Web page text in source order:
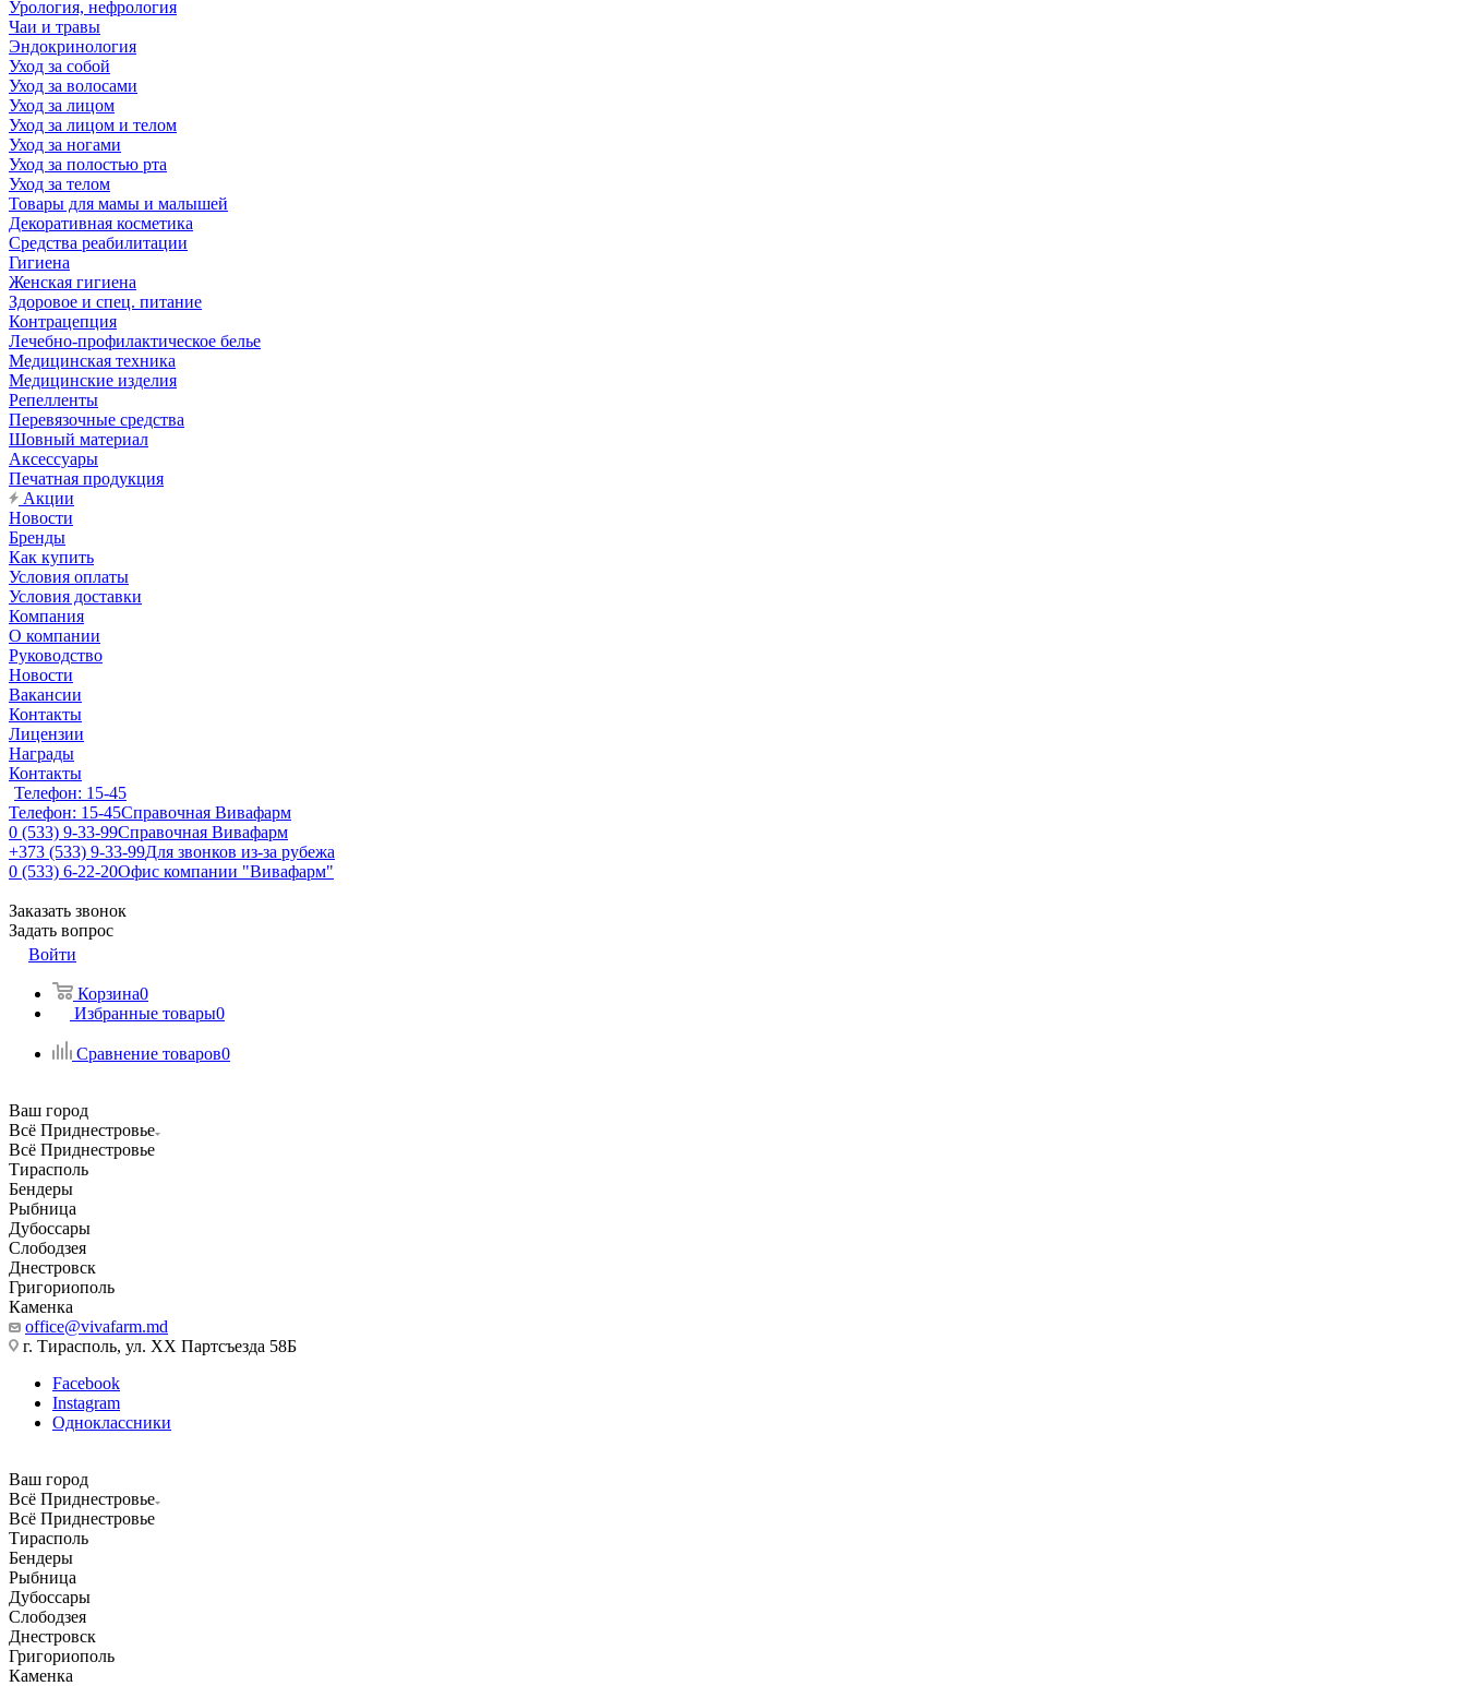
Урология, нефрология
Чаи и травы
Эндокринология
Уход за собой
Уход за волосами
Уход за лицом
Уход за лицом и телом
Уход за ногами
Уход за полостью рта
Уход за телом
Товары для мамы и малышей
Декоративная косметика
Средства реабилитации
Гигиена
Женская гигиена
Здоровое и спец. питание
Контрацепция
Лечебно-профилактическое белье
Медицинская техника
Медицинские изделия
Репелленты
Перевязочные средства
Шовный материал
Аксессуары
Печатная продукция
Акции
Новости
Бренды
Как купить
Условия оплаты
Условия доставки
Компания
О компании
Руководство
Новости
Вакансии
Контакты
Лицензии
Награды
Контакты
Телефон: 15-45
Телефон: 15-45Справочная Вивафарм
0 (533) 9-33-99Справочная Вивафарм
+373 (533) 9-33-99Для звонков из-за рубежа
0 (533) 6-22-20Офис компании "Вивафарм"
Заказать звонок
Задать вопрос
Войти
Корзина0
Избранные товары0
Сравнение товаров0
Ваш город
Всё Приднестровье
Всё Приднестровье
Тирасполь
Бендеры
Рыбница
Дубоссары
Слободзея
Днестровск
Григориополь
Каменка
office@vivafarm.md
г. Тирасполь, ул. ХХ Партсъезда 58Б
Facebook
Instagram
Одноклассники
Ваш город
Всё Приднестровье
Всё Приднестровье
Тирасполь
Бендеры
Рыбница
Дубоссары
Слободзея
Днестровск
Григориополь
Каменка